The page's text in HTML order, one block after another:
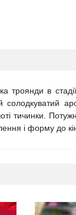
троянди в
тичинки.
і форму до